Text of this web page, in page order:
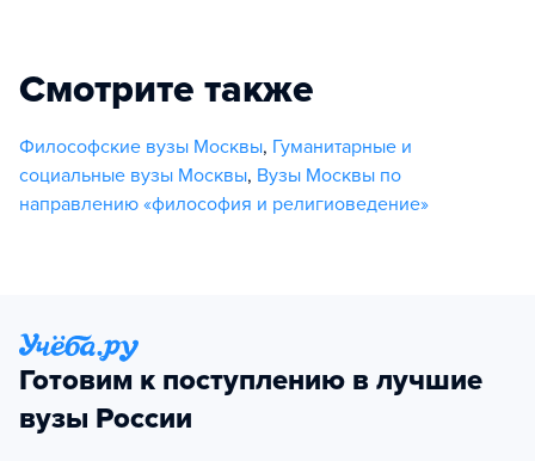
Смотрите также
Философские вузы Москвы, Гуманитарные и
социальные вузы Москвы, Вузы Москвы по
направлению «философия и религиоведение»
Готовим к поступлению в лучшие
вузы России